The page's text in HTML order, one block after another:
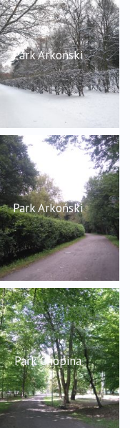
Park Arkoński
Park Arkoński
Park Chopina